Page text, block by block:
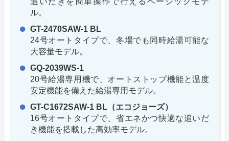
ル。
GT-2470SAW-1 BL
24号オートタイプで、冬場でも同時給湯可能な
大容量モデル。
GQ-2039WS-1
20号給湯専用機で、オートストップ機能と温度
安定機能を備えた給湯専用モデル。
GT-C1672SAW-1 BL（エコジョーズ）
16号オートタイプで、省エネかつ快適な追いだ
き機能を搭載した高効率モデル。